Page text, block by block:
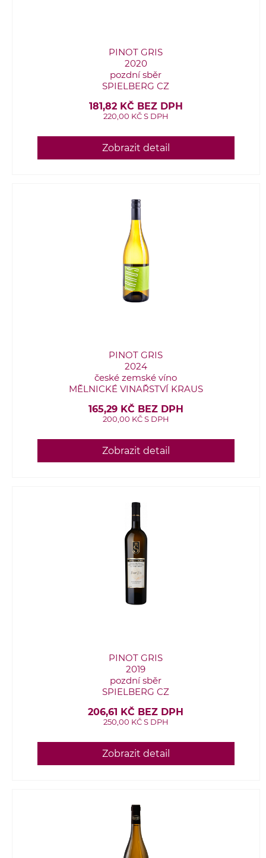
PINOT GRIS
2020
pozdní sběr
SPIELBERG CZ
181,82 KČ BEZ DPH
220,00 KČ S DPH
Zobrazit detail
PINOT GRIS
2024
české zemské víno
MĚLNICKÉ VINAŘSTVÍ KRAUS
165,29 KČ BEZ DPH
200,00 KČ S DPH
Zobrazit detail
PINOT GRIS
2019
pozdní sběr
SPIELBERG CZ
206,61 KČ BEZ DPH
250,00 KČ S DPH
Zobrazit detail